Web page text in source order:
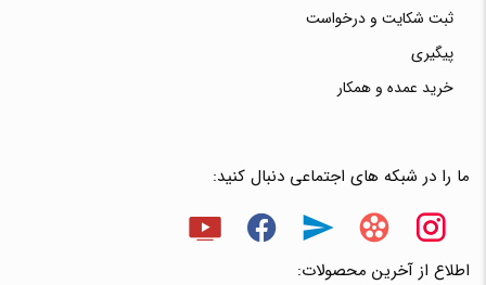
ثبت شکایت و درخواست
پیگیری
خرید عمده و همکار
ما را در شبکه های اجتماعی دنبال کنید:
اطلاع از آخرین محصولات: